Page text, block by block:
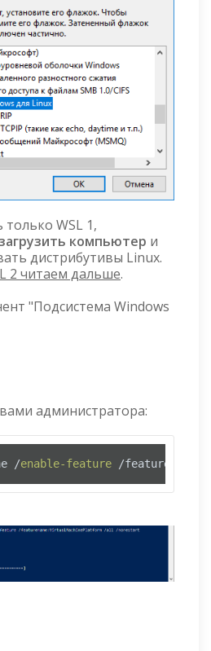
WSL 1,
компьютер и
дистрибутивы Linux.
2 читаем дальше.
"Подсистема Windows
администратора:
/enable-feature /